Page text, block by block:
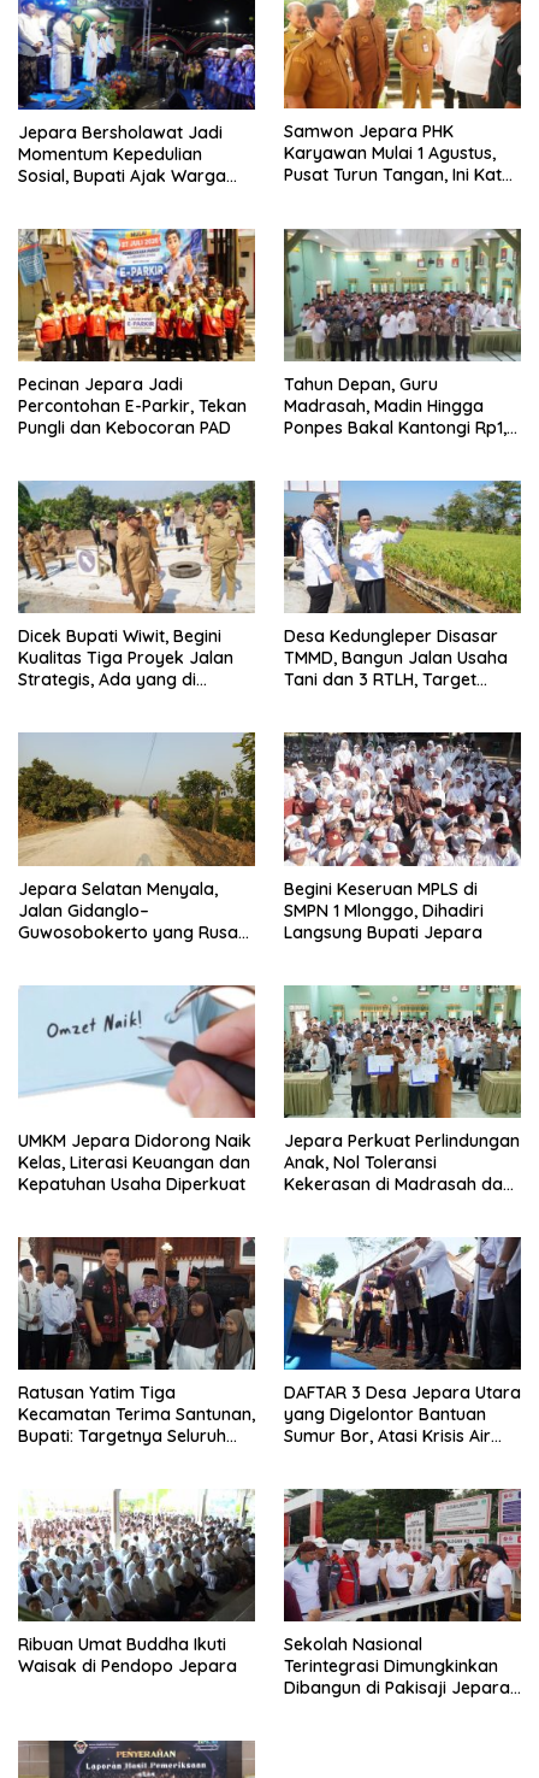
Jepara Bersholawat Jadi
Momentum Kepedulian
Sosial, Bupati Ajak Warga
Samwon Jepara PHK
Karyawan Mulai 1 Agustus,
Pusat Turun Tangan, Ini Kata
Pecinan Jepara Jadi
Percontohan E-Parkir, Tekan
Pungli dan Kebocoran PAD
Tahun Depan, Guru
Madrasah, Madin Hingga
Ponpes Bakal Kantongi Rp1,2
Dicek Bupati Wiwit, Begini
Kualitas Tiga Proyek Jalan
Strategis, Ada yang di
Desa Kedungleper Disasar
TMMD, Bangun Jalan Usaha
Tani dan 3 RTLH, Target
Jepara Selatan Menyala,
Jalan Gidanglo–
Guwosobokerto yang Rusak
Begini Keseruan MPLS di
SMPN 1 Mlonggo, Dihadiri
Langsung Bupati Jepara
UMKM Jepara Didorong Naik
Kelas, Literasi Keuangan dan
Kepatuhan Usaha Diperkuat
Jepara Perkuat Perlindungan
Anak, Nol Toleransi
Kekerasan di Madrasah dan
Ratusan Yatim Tiga
Kecamatan Terima Santunan,
Bupati: Targetnya Seluruh
DAFTAR 3 Desa Jepara Utara
yang Digelontor Bantuan
Sumur Bor, Atasi Krisis Air
Ribuan Umat Buddha Ikuti
Waisak di Pendopo Jepara
Sekolah Nasional
Terintegrasi Dimungkinkan
Dibangun di Pakisaji Jepara,